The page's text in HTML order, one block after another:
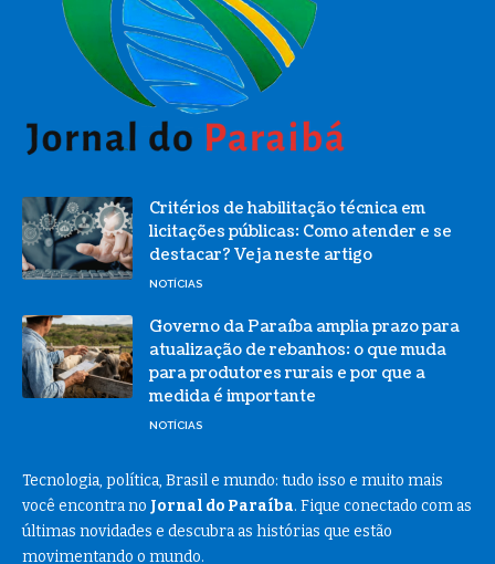
Critérios de habilitação técnica em
licitações públicas: Como atender e se
destacar? Veja neste artigo
NOTÍCIAS
Governo da Paraíba amplia prazo para
atualização de rebanhos: o que muda
para produtores rurais e por que a
medida é importante
NOTÍCIAS
Tecnologia, política, Brasil e mundo: tudo isso e muito mais
você encontra no Jornal do Paraíba. Fique conectado com as
últimas novidades e descubra as histórias que estão
movimentando o mundo.